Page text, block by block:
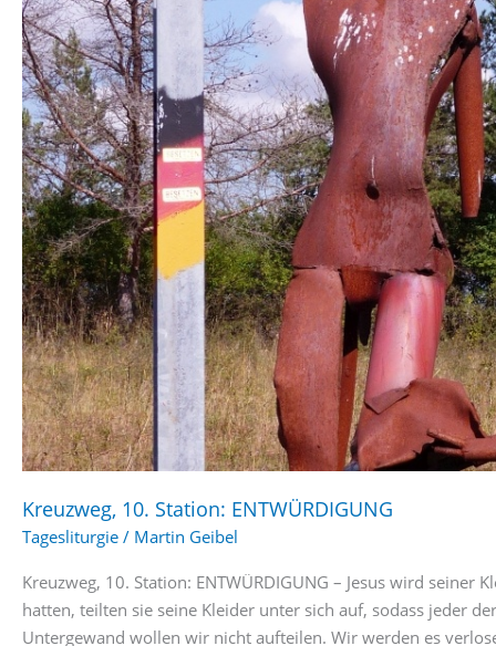
Kreuzweg, 10. Station: ENTWÜRDIGUNG
Tagesliturgie / Martin Geibel
Kreuzweg, 10. Station: ENTWÜRDIGUNG – Jesus wird
hatten, teilten sie seine Kleider unter sich auf, sodass jeder
Untergewand wollen wir nicht aufteilen. Wir werden es